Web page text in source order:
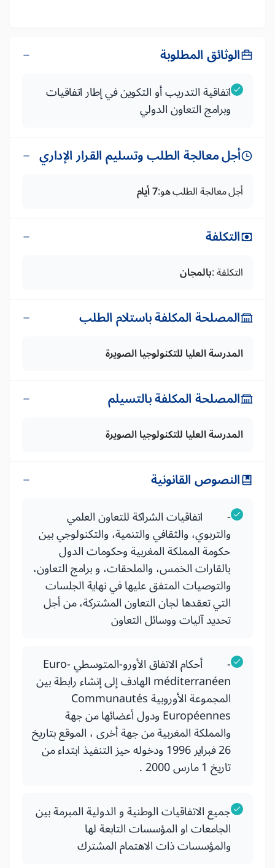
الوثائق المطلوبة
اتفاقية التدريب أو التكوين في إطار اتفاقيات
وبرامج التعاون الدولي
أجل معالجة الطلب وتسليم القرار الإداري
أجل معالجة الطلب هو:7 أيام
التكلفة
التكلفة :بالمجان
المصلحة المكلفة باستلام الطلب
المدرسة العليا للتكنولوجيا الصويرة
المصلحة المكلفة بالتسيلم
المدرسة العليا للتكنولوجيا الصويرة
النصوص القانونية
- اتفاقيات الشراكة للتعاون العلمي
والتربوي، والثقافي والتنمية، والتكنولوجي بين
حكومة المملكة المغربية وحكومات الدول
بالقارات الخمس، والملحقات، و برامج التعاون،
والتوصيات المتفق عليها في نهاية الجلسات
التي تعقدها لجان التعاون المشتركة، من أجل
تحديد آليات ووسائل التعاون
- أحكام الاتفاق الأورو-المتوسطي Euro-
méditerranéen الهادف إلى إنشاء رابطة بين
المجموعة الأوروبية Communautés
Européennes ودول أعضائها من جهة
والمملكة المغربية من جهة أخرى ، الموقع بتاريخ
26 فبراير 1996 ودخوله حيز التنفيذ ابتداء من
تاريخ 1 مارس 2000 .
جميع الاتفاقيات الوطنية و الدولية المبرمة بين
الجامعات او المؤسسات التابعة لها
والمؤسسات ذات الاهتمام المشترك